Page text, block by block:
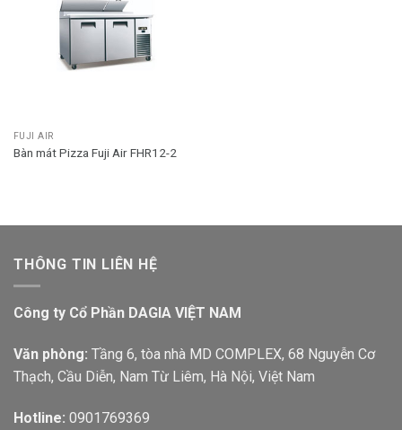
FUJI AIR
Bàn mát Pizza Fuji Air FHR12-2
THÔNG TIN LIÊN HỆ
Công ty Cổ Phần DAGIA VIỆT NAM
Văn phòng: Tầng 6, tòa nhà MD COMPLEX, 68 Nguyễn Cơ
Thạch, Cầu Diễn, Nam Từ Liêm, Hà Nội, Việt Nam
Hotline: 0901769369